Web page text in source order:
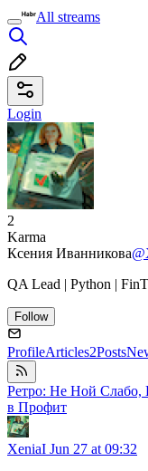
All streams
Login
2
Karma
Ксения Иванникова
QA Lead | Python |
Follow
ProfileArticles2Posts
Ретро: Не Ной Слабо,
в Профит
XeniaI Jun 27 at 09:32